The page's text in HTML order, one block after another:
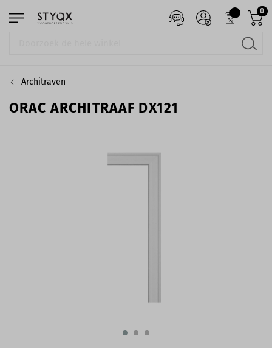
0
Architraven
ORAC ARCHITRAAF DX121